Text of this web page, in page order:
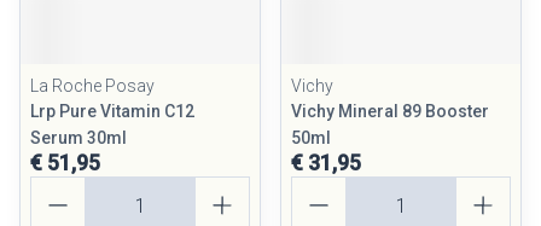
La Roche Posay
Lrp Pure Vitamin C12
Serum 30ml
€ 51,95
Vichy
Vichy Mineral 89 Booster
50ml
€ 31,95